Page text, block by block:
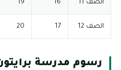
الصف 11 16
19
الصف 12 17
20
رسوم مدرسة